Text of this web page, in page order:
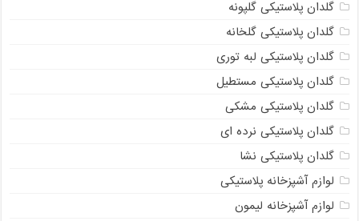
گلدان پلاستیکی گلپونه
گلدان پلاستیکی گلخانه
گلدان پلاستیکی لبه توری
گلدان پلاستیکی مستطیل
گلدان پلاستیکی مشکی
گلدان پلاستیکی نرده ای
گلدان پلاستیکی نشا
لوازم آشپزخانه پلاستیکی
لوازم آشپزخانه لیمون